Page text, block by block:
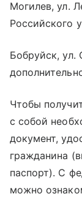
Могилев, ул.
Российского
Бобруйск, ул.
Чтобы
с собой
документ,
гражданина
паспорт). С
можно